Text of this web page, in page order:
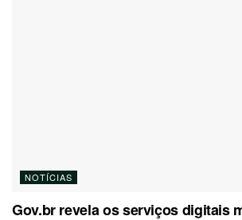
NOTÍCIAS
Gov.br revela os serviços digitais